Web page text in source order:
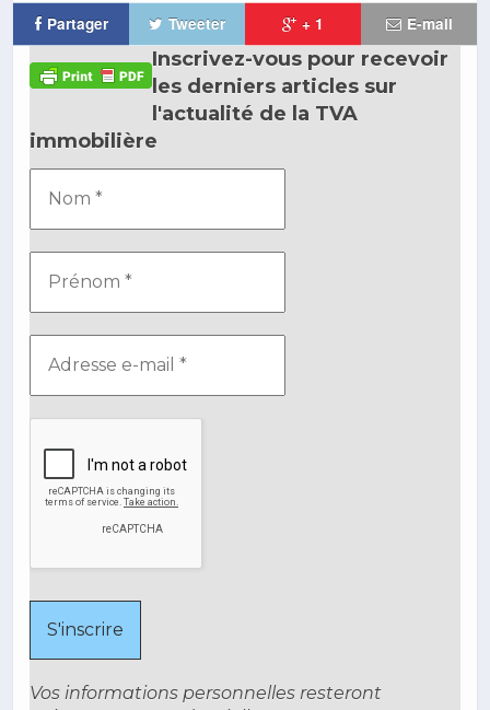
Partager Tweeter + 1 E-mail
Inscrivez-vous pour recevoir
les derniers articles sur
l'actualité de la TVA
immobilière
Vos informations personnelles resteront